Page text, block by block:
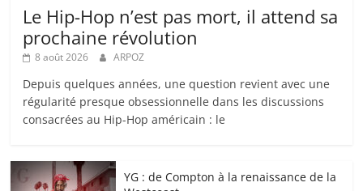
Le Hip-Hop n’est pas mort, il attend sa
prochaine révolution
8 août 2026 ARPOZ
Depuis quelques années, une question revient avec une
régularité presque obsessionnelle dans les discussions
consacrées au Hip-Hop américain : le
YG : de Compton à la renaissance de la